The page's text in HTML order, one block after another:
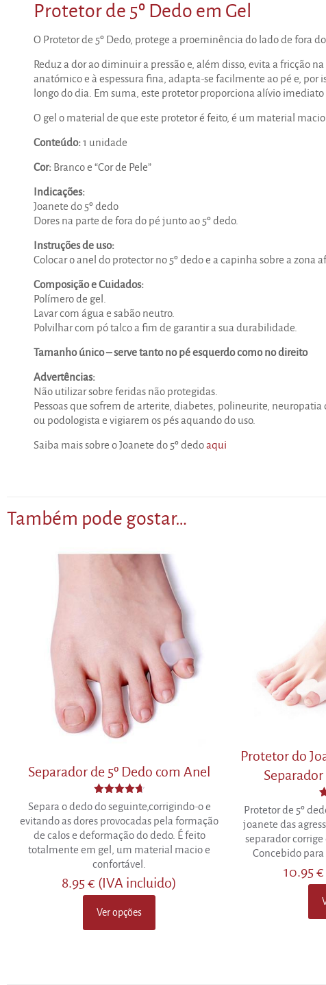
Protetor de 5º Dedo em Gel
O Protetor de 5º Dedo, protege a proeminência do lado de fora
Reduz a dor ao diminuir a pressão e, além disso, evita a fricção
anatómico e à espessura fina, adapta-se facilmente ao pé e, por
longo do dia. Em suma, este protetor proporciona alívio imediato
O gel o material de que este protetor é feito, é um material macio
Conteúdo:1 unidade
Cor: Branco e “Cor de Pele”
Indicações:
Joanete do 5º dedo
Dores na parte de fora do pé junto ao 5º dedo.
Instruções de uso:
Colocar o anel do protector no 5º dedo e a capinha sobre a zona
Composição e Cuidados:
Polímero de gel.
Lavar com água e sabão neutro.
Polvilhar com pó talco a fim de garantir a sua durabilidade.
Tamanho único – serve tanto no pé esquerdo como no direito
Advertências:
Não utilizar sobre feridas não protegidas.
Pessoas que sofrem de arterite, diabetes, polineurite,
ou podologista e vigiarem os pés aquando do uso.
Saiba mais sobre o Joanete do 5º dedoaqui
Também pode gostar…
Separador de 5º Dedo com Anel
Avaliação
4.63
de 5
Separa o dedo do seguinte,corrigindo-o e
evitando as dores provocadas pela formação
de calos e deformação do dedo. É feito
totalmente em gel, um material macio e
confortável.
8.95€ (IVA incluido)
Ver opções
This
product
Protetor do
Protetor de 5º
joanete das
separador
Concebido para
10.95€
This